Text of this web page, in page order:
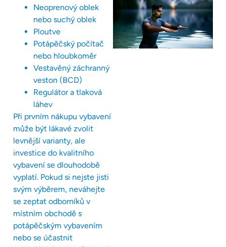
Neoprenový oblek
nebo suchý oblek
Ploutve
Potápěčský počítač
nebo hloubkoměr
Vestavěný záchranný
veston (BCD)
Regulátor a tlaková
láhev
Při prvním nákupu vybavení
může být lákavé zvolit
levnější varianty, ale
investice do kvalitního
vybavení se dlouhodobě
vyplatí. Pokud si nejste jisti
svým výběrem, neváhejte
se zeptat odborníků v
místním obchodě s
potápěčským vybavením
nebo se účastnit